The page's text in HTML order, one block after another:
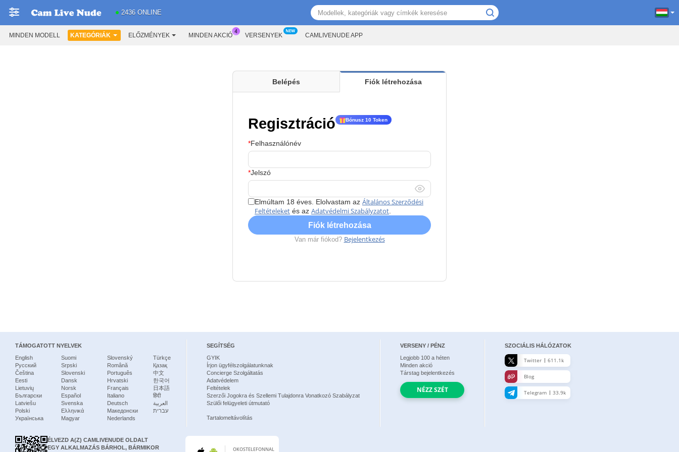
2436 ONLINE
MINDEN MODELL KATEGÓRIÁK ELŐZMÉNYEK MINDEN AKCIÓ VERSENYEK CAMLIVENUDE APP
Belépés Fiók létrehozása
Regisztráció Bónusz 10 Token
Felhasználónév
Jelszó
Elmúltam 18 éves. Elolvastam az Általános Szerződési
Feltételeket és az Adatvédelmi Szabályzatot
Fiók létrehozása
Van már fiókod? Bejelentkezés
TÁMOGATOTT NYELVEK
English
Русский
Čeština
Eesti
Lietuvių
Български
Latviešu
Polski
Українська
Suomi
Srpski
Slovenski
Dansk
Norsk
Español
Svenska
Ελληνικά
Magyar
Slovenský
Română
Português
Hrvatski
Français
Italiano
Deutsch
Македонски
Nederlands
Türkçe
Қазақ
中文
한국어
日本語
हिंदी
العربية
עברית
SEGÍTSÉG
GYIK
Írjon ügyfélszolgálatunknak
Concierge Szolgáltatás
Adatvédelem
Feltételek
Szerzői Jogokra és Szellemi Tulajdonra Vonatkozó Szabályzat
Szülői felügyeleti útmutató
Tartalomeltávolítás
VERSENY / PÉNZ
Legjobb 100 a héten
Minden akció
Társtag bejelentkezés
NÉZZ SZÉT
SZOCIÁLIS HÁLÓZATOK
Twitter 611.1k
Blog
Telegram 33.9k
ÉLVEZD A(Z) CAMLIVENUDE OLDALT
EGY ALKALMAZÁS BÁRHOL, BÁRMIKOR
OKOSTELEFONNAL